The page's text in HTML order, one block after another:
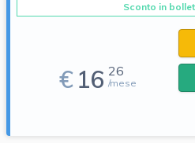
Sconto in
€16 26
/mese